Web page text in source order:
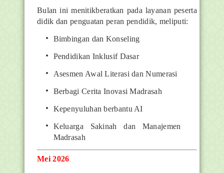
Bulan ini menitikberatkan pada layanan peserta
didik dan penguatan peran pendidik, meliputi:
Bimbingan dan Konseling
Pendidikan Inklusif Dasar
Asesmen Awal Literasi dan Numerasi
Berbagi Cerita Inovasi Madrasah
Kepenyuluhan berbantu AI
Keluarga Sakinah dan Manajemen
Madrasah
Mei 2026